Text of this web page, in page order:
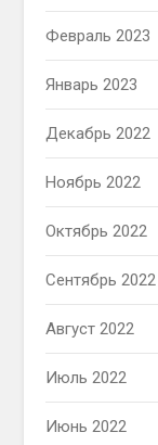
Февраль 2023
Январь 2023
Декабрь 2022
Ноябрь 2022
Октябрь 2022
Сентябрь 2022
Август 2022
Июль 2022
Июнь 2022